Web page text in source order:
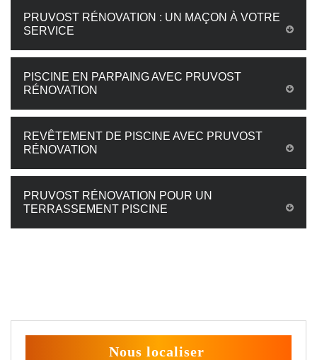
PRUVOST RÉNOVATION : UN MAÇON À VOTRE
SERVICE
PISCINE EN PARPAING AVEC PRUVOST
RÉNOVATION
REVÊTEMENT DE PISCINE AVEC PRUVOST
RÉNOVATION
PRUVOST RÉNOVATION POUR UN
TERRASSEMENT PISCINE
Nous localiser